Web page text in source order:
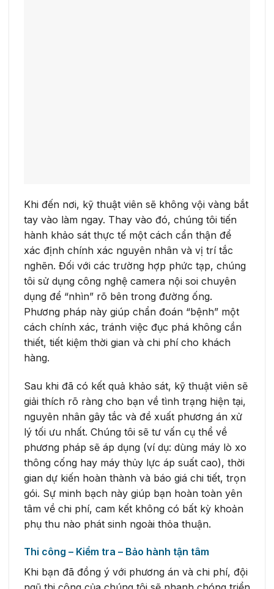
Khi đến nơi, kỹ thuật viên sẽ không vội vàng bắt
tay vào làm ngay. Thay vào đó, chúng tôi tiến
hành khảo sát thực tế một cách cẩn thận để
xác định chính xác nguyên nhân và vị trí tắc
nghẽn. Đối với các trường hợp phức tạp, chúng
tôi sử dụng công nghệ camera nội soi chuyên
dụng để “nhìn” rõ bên trong đường ống.
Phương pháp này giúp chẩn đoán “bệnh” một
cách chính xác, tránh việc đục phá không cần
thiết, tiết kiệm thời gian và chi phí cho khách
hàng.
Sau khi đã có kết quả khảo sát, kỹ thuật viên sẽ
giải thích rõ ràng cho bạn về tình trạng hiện tại,
nguyên nhân gây tắc và đề xuất phương án xử
lý tối ưu nhất. Chúng tôi sẽ tư vấn cụ thể về
phương pháp sẽ áp dụng (ví dụ: dùng máy lò xo
thông cống hay máy thủy lực áp suất cao), thời
gian dự kiến hoàn thành và báo giá chi tiết, trọn
gói. Sự minh bạch này giúp bạn hoàn toàn yên
tâm về chi phí, cam kết không có bất kỳ khoản
phụ thu nào phát sinh ngoài thỏa thuận.
Thi công – Kiểm tra – Bảo hành tận tâm
Khi bạn đã đồng ý với phương án và chi phí, đội